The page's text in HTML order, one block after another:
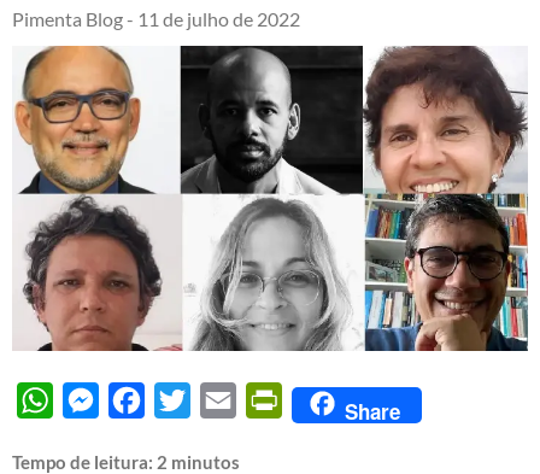
Pimenta Blog - 11 de julho de 2022
WhatsAppMessengerFacebook
Twitter Email PrintFriendly
Share
Tempo de leitura: 2 minutos